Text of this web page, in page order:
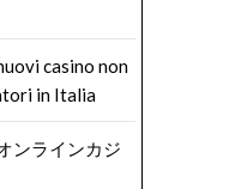
casino non
in Italia
ンラインカジ